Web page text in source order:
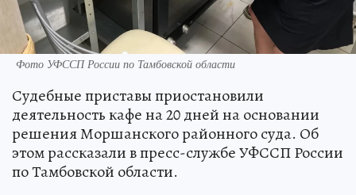
Фото УФССП России по Тамбовской области
Судебные приставы приостановили
деятельность кафе на 20 дней на основании
решения Моршанского районного суда. Об
этом рассказали в пресс-службе УФССП России
по Тамбовской области.